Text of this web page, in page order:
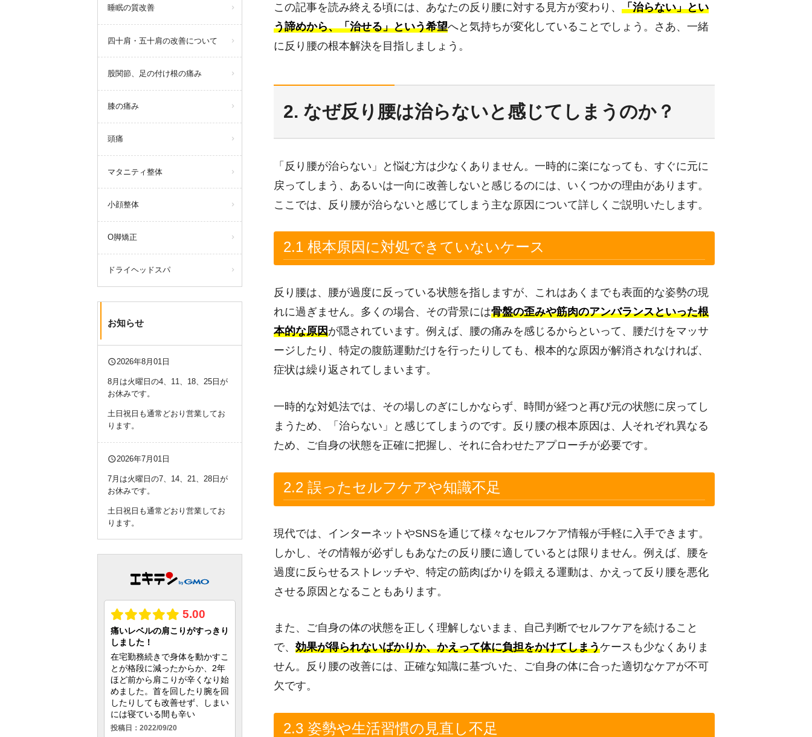
この記事を読み終える頃には、あなたの反り腰に対する見方が変わり、 「治らない」とい
う諦めから、「治せる」という希望へと気持ちが変化していることでしょう。さあ、一緒
に反り腰の根本解決を目指しましょう。
2. なぜ反り腰は治らないと感じてしまうのか？
「反り腰が治らない」と悩む方は少なくありません。一時的に楽になっても、すぐに元に
戻ってしまう、あるいは一向に改善しないと感じるのには、いくつかの理由があります。
ここでは、反り腰が治らないと感じてしまう主な原因について詳しくご説明いたします。
2.1 根本原因に対処できていないケース
反り腰は、腰が過度に反っている状態を指しますが、これはあくまでも表面的な姿勢の現
れに過ぎません。多くの場合、その背景には骨盤の歪みや筋肉のアンバランスといった根
本的な原因が隠されています。例えば、腰の痛みを感じるからといって、腰だけをマッサ
ージしたり、特定の腹筋運動だけを行ったりしても、根本的な原因が解消されなければ、
症状は繰り返されてしまいます。
一時的な対処法では、その場しのぎにしかならず、時間が経つと再び元の状態に戻ってし
まうため、「治らない」と感じてしまうのです。反り腰の根本原因は、人それぞれ異なる
ため、ご自身の状態を正確に把握し、それに合わせたアプローチが必要です。
2.2 誤ったセルフケアや知識不足
現代では、インターネットやSNSを通じて様々なセルフケア情報が手軽に入手できます。
しかし、その情報が必ずしもあなたの反り腰に適しているとは限りません。例えば、腰を
過度に反らせるストレッチや、特定の筋肉ばかりを鍛える運動は、かえって反り腰を悪化
させる原因となることもあります。
また、ご自身の体の状態を正しく理解しないまま、自己判断でセルフケアを続けること
で、 効果が得られないばかりか、かえって体に負担をかけてしまうケースも少なくありま
せん。反り腰の改善には、正確な知識に基づいた、ご自身の体に合った適切なケアが不可
欠です。
2.3 姿勢や生活習慣の見直し不足
睡眠の質改善
四十肩・五十肩の改善について
股関節、足の付け根の痛み
膝の痛み
頭痛
マタニティ整体
小顔整体
O脚矯正
ドライヘッドスパ
お知らせ
query_builder2026年8月01日
8月は火曜日の4、11、18、25日が
お休みです。
土日祝日も通常どおり営業してお
ります。
query_builder2026年7月01日
7月は火曜日の7、14、21、28日が
お休みです。
土日祝日も通常どおり営業してお
ります。
query_builder2026年6月04日
6月は火曜日の2、9、16、23、30日
がお休みです。
土日祝日も通常どおり営業してお
ります。
query_builder2026年5月01日
5月は火曜日の5、12、19、26日が
お休みです。
土日祝日も通常どおり営業してお
ります。